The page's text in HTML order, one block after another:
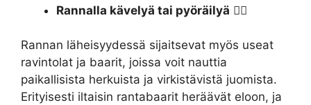
Rannalla kävelyä tai pyöräilyä 🚴‍♂️
Rannan läheisyydessä sijaitsevat myös useat
ravintolat ja baarit, joissa voit nauttia
paikallisista herkuista ja virkistävistä juomista.
Erityisesti iltaisin rantabaarit heräävät eloon, ja